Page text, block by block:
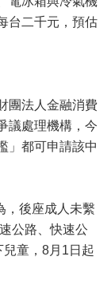
台二千元，預估
團法人金融消費
議處理機構，今
」都可申請該中
，後座成人未繫
公路、快速公
童，8月1日起